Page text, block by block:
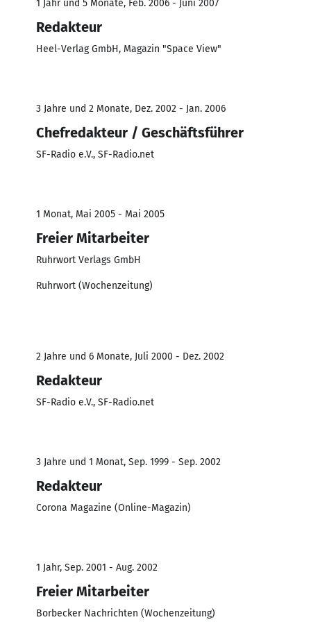
1 Jahr und 5 Monate, Feb. 2006 - Juni 2007
Redakteur
Heel-Verlag GmbH, Magazin "Space View"
3 Jahre und 2 Monate, Dez. 2002 - Jan. 2006
Chefredakteur / Geschäftsführer
SF-Radio e.V., SF-Radio.net
1 Monat, Mai 2005 - Mai 2005
Freier Mitarbeiter
Ruhrwort Verlags GmbH
Ruhrwort (Wochenzeitung)
2 Jahre und 6 Monate, Juli 2000 - Dez. 2002
Redakteur
SF-Radio e.V., SF-Radio.net
3 Jahre und 1 Monat, Sep. 1999 - Sep. 2002
Redakteur
Corona Magazine (Online-Magazin)
1 Jahr, Sep. 2001 - Aug. 2002
Freier Mitarbeiter
Borbecker Nachrichten (Wochenzeitung)